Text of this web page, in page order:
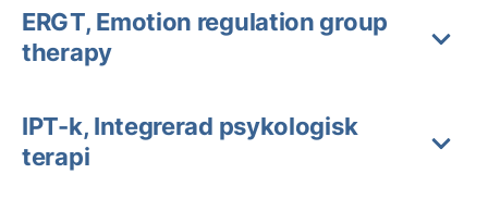
ERGT, Emotion regulation group
therapy
IPT-k, Integrerad psykologisk
terapi